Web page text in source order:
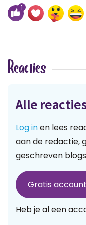
1
Reacties
Alle
Log inen lees
aan de redactie,
geschreven
Gratis
Heb je al een